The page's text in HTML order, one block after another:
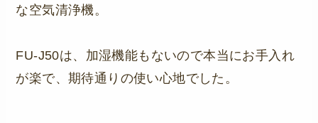
な空気清浄機。
FU-J50は、加湿機能もないので本当にお手入れ
が楽で、期待通りの使い心地でした。